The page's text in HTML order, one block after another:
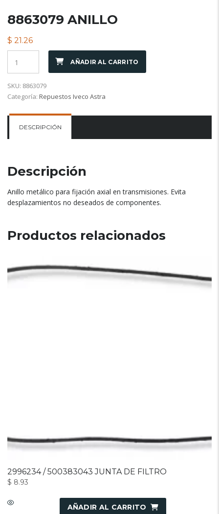
8863079 ANILLO
$ 21.26
AÑADIR AL CARRITO
SKU: 8863079
Categoría: Repuestos Iveco Astra
DESCRIPCIÓN
Descripción
Anillo metálico para fijación axial en transmisiones. Evita
desplazamientos no deseados de componentes.
Productos relacionados
2996234 / 500383043 JUNTA DE FILTRO
$ 8.93
AÑADIR AL CARRITO